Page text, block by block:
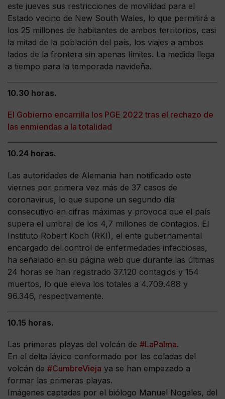
este jueves sus restricciones de movilidad para el
Estado vecino de New South Wales, lo que permitirá a
los 25 millones de habitantes de ambos territorios, casi
la mitad de la población del país, los viajes a ambos
lados de la frontera sin apenas límites. La medida llega
a tiempo para la temporada navideña.
10.30 horas.
El Gobierno encarrilla los PGE 2022 tras el rechazo de
las enmiendas a la totalidad
10.24 horas.
Las autoridades de Alemania han notificado este
viernes por primera vez más de 37 casos de
coronavirus, lo que supone un segundo día
consecutivo en cifras máximas y provoca que el país
supera el umbral de los 4,7 millones de contagios. El
Instituto Robert Koch (RKI), el ente gubernamental
encargado del control de enfermedades infecciosas,
ha señalado en su página web que durante las últimas
24 horas se han registrado 37.120 contagios y 154
muertos, lo que eleva los totales a 4.709.488 y
96.346, respectivamente.
10.15 horas.
Las primeras playas del volcán de #LaPalma.
En el delta lávico conformado por las coladas del
volcán de #CumbreVieja ya se han empezado a
formar las primeras playas.
Imágenes captadas por el biólogo Manuel Nogales, del